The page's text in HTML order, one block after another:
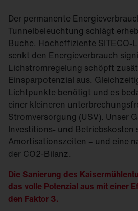
Der permanente
Tunnelbeleuchtung schlägt
Buche. Hocheffiziente SITECO-
senkt den Energieverbrauch
Lichstromregelung schöpft
Einsparpotenzial aus.
Lichtpunkte benötigt und es
einer kleineren
Stromversorgung (USV). Unser
Investitions- und Betriebskosten
Amortisationszeiten – und eine
der CO2-Bilanz.
Die Sanierung des
das volle Potenzial aus mit einer
den Faktor 3.